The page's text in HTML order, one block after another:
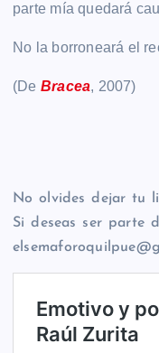
parte mía quedará
No la borroneará el
(De Bracea, 2007)
No olvides dejar tu
Si deseas ser parte